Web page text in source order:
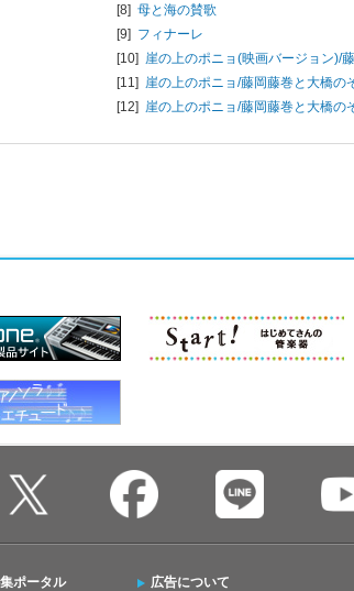
[8] 母と海の賛歌
[9] フィナーレ
[10] 崖の上のポニョ(映画バージョン)/
[11] 崖の上のポニョ/藤岡藤巻と大橋の
[12] 崖の上のポニョ/藤岡藤巻と大橋の
ポータル
広告について